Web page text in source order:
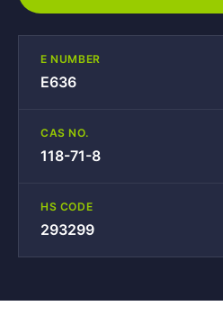
E NUMBER
E636
CAS NO.
118-71-8
HS CODE
293299